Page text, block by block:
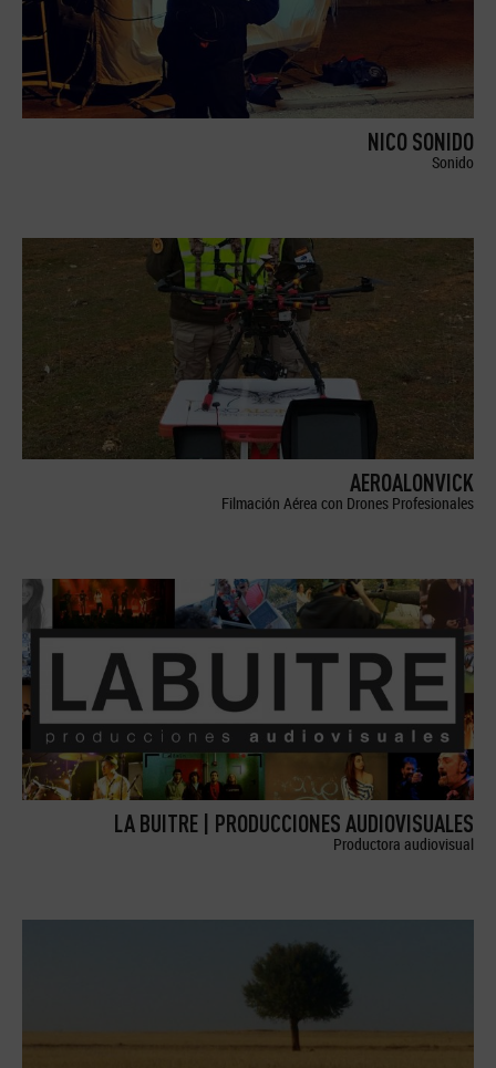
NICO SONIDO
Sonido
AEROALONVICK
Filmación Aérea con Drones Profesionales
LA BUITRE | PRODUCCIONES AUDIOVISUALES
Productora audiovisual